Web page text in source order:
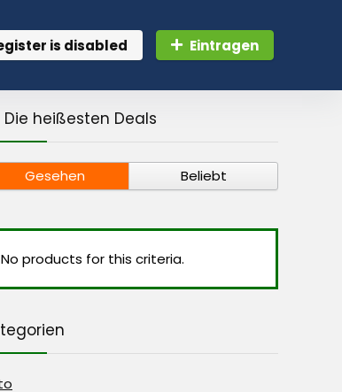
is disabled Eintragen
Die heißesten Deals
Gesehen Beliebt
No products for this criteria.